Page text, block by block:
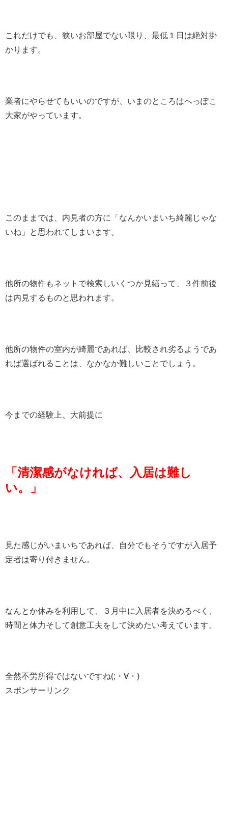
これだけでも、狭いお部屋でない限り、最低１日は絶対掛
かります。
業者にやらせてもいいのですが、いまのところはへっぽこ
大家がやっています。
このままでは、内見者の方に「なんかいまいち綺麗じゃな
いね」と思われてしまいます。
他所の物件もネットで検索しいくつか見繕って、３件前後
は内見するものと思われます。
他所の物件の室内が綺麗であれば、比較され劣るようであ
れば選ばれることは、なかなか難しいことでしょう。
今までの経験上、大前提に
「清潔感がなければ、入居は難し
い。」
見た感じがいまいちであれば、自分でもそうですが入居予
定者は寄り付きません。
なんとか休みを利用して、３月中に入居者を決めるべく、
時間と体力そして創意工夫をして決めたい考えています。
全然不労所得ではないですね(;・∀・)
スポンサーリンク